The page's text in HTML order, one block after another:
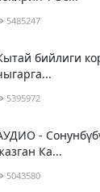
5485247
бийлиги
5395972
-
Ка...
5043580